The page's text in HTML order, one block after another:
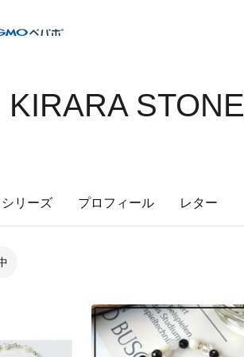
KIRARA STONE
シリーズ プロフィール レター